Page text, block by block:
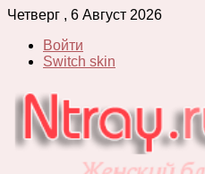
Четверг , 6 Август 2026
Войти
Switch skin